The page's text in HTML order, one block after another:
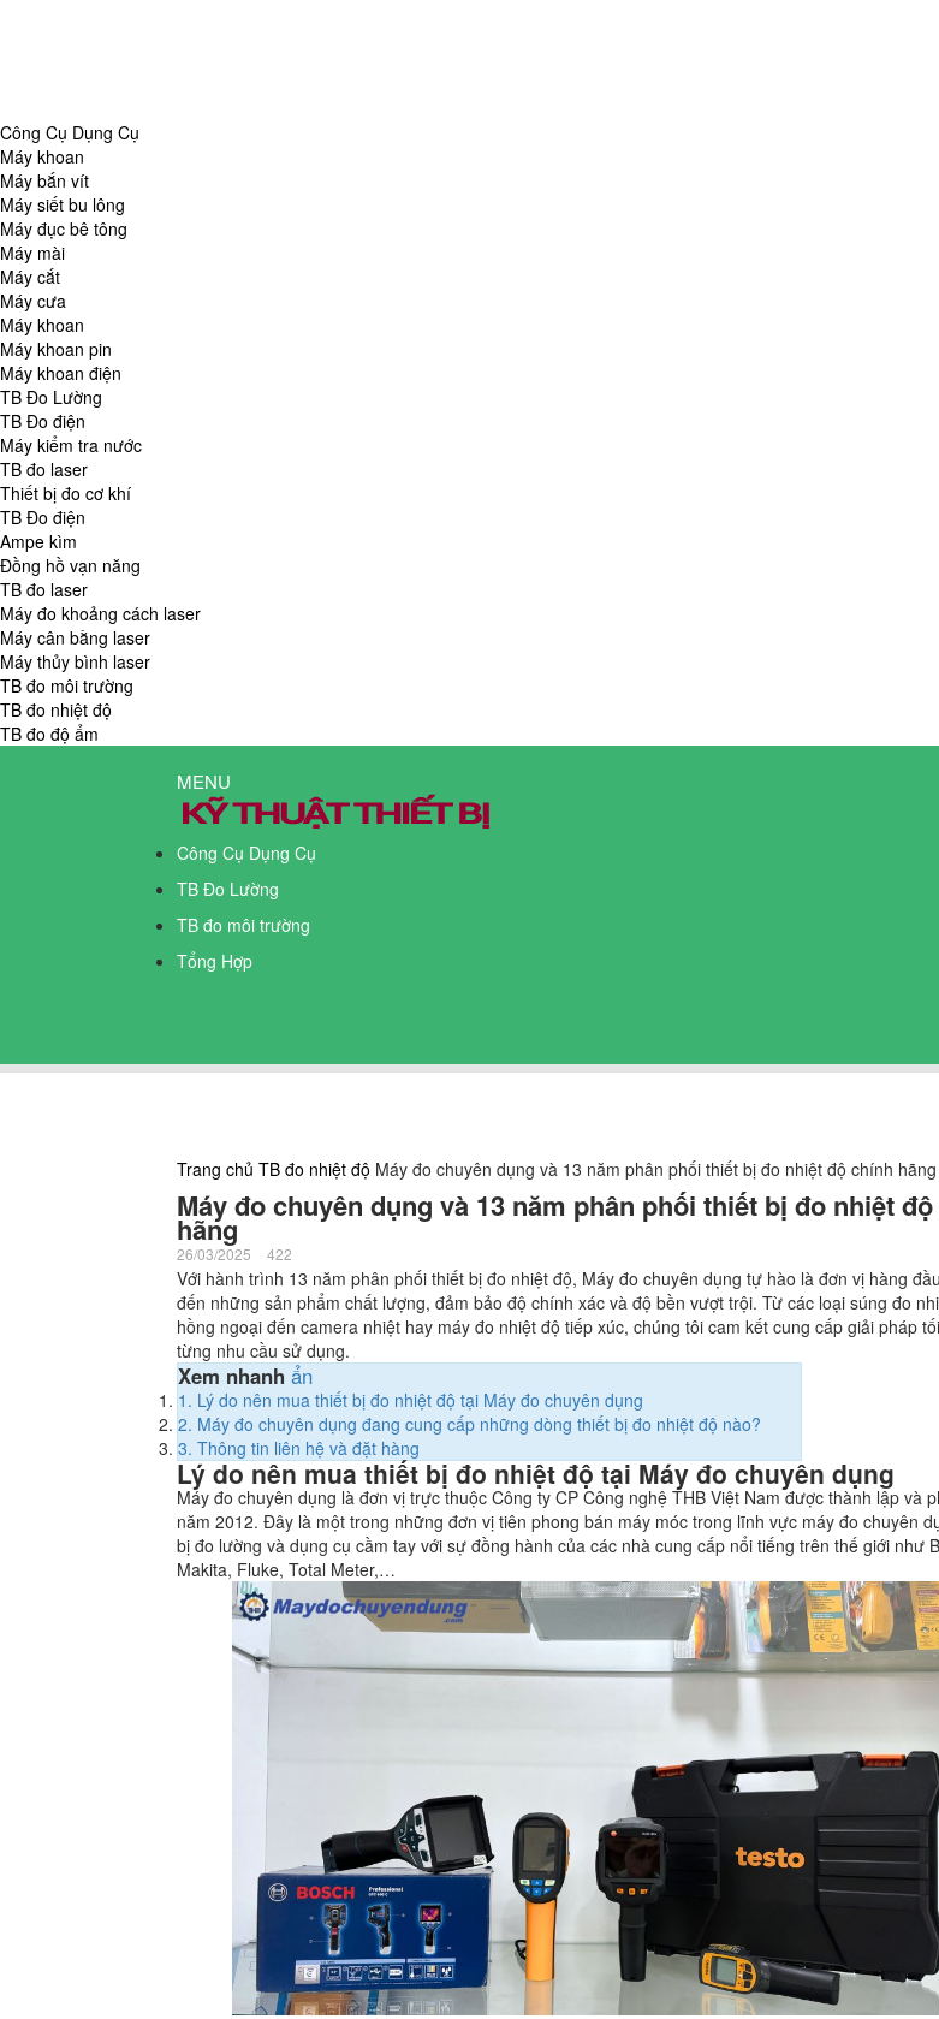
Công Cụ Dụng Cụ
Máy khoan
Máy bắn vít
Máy siết bu lông
Máy đục bê tông
Máy mài
Máy cắt
Máy cưa
Máy khoan
Máy khoan pin
Máy khoan điện
TB Đo Lường
TB Đo điện
Máy kiểm tra nước
TB đo laser
Thiết bị đo cơ khí
TB Đo điện
Ampe kìm
Đồng hồ vạn năng
TB đo laser
Máy đo khoảng cách laser
Máy cân bằng laser
Máy thủy bình laser
TB đo môi trường
TB đo nhiệt độ
TB đo độ ẩm
MENU
Công Cụ Dụng Cụ
TB Đo Lường
TB đo môi trường
Tổng Hợp
Trang chủ TB đo nhiệt độ Máy đo chuyên dụng và 13 năm phân phối thiết bị đo nhiệt độ chính hãng
Máy đo chuyên dụng và 13 năm phân phối thiết bị đo nhiệt
hãng
26/03/2025 422
Với hành trình 13 năm phân phối thiết bị đo nhiệt độ, Máy đo chuyên dụng tự hào là đơn vị hàng
đến những sản phẩm chất lượng, đảm bảo độ chính xác và độ bền vượt trội. Từ các loại súng đo
hồng ngoại đến camera nhiệt hay máy đo nhiệt độ tiếp xúc, chúng tôi cam kết cung cấp giải pháp
từng nhu cầu sử dụng.
Xem nhanh ẩn
1. Lý do nên mua thiết bị đo nhiệt độ tại Máy đo chuyên dụng
2. Máy đo chuyên dụng đang cung cấp những dòng thiết bị đo nhiệt độ nào?
3. Thông tin liên hệ và đặt hàng
Lý do nên mua thiết bị đo nhiệt độ tại Máy đo chuyên dụng
Máy đo chuyên dụng là đơn vị trực thuộc Công ty CP Công nghệ THB Việt Nam được thành lập và
năm 2012. Đây là một trong những đơn vị tiên phong bán máy móc trong lĩnh vực máy đo chuyên
bị đo lường và dụng cụ cầm tay với sự đồng hành của các nhà cung cấp nổi tiếng trên thế giới như
Makita, Fluke, Total Meter,…